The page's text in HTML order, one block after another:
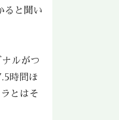
ると聞い
ルがつ
時間ほ
とはそ